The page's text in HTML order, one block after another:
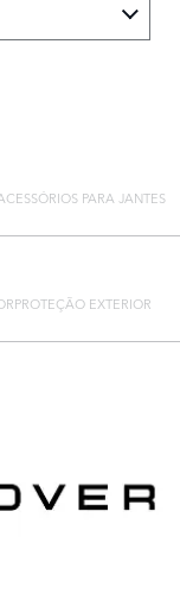
PARA JANTES
PROTEÇÃO EXTERIOR